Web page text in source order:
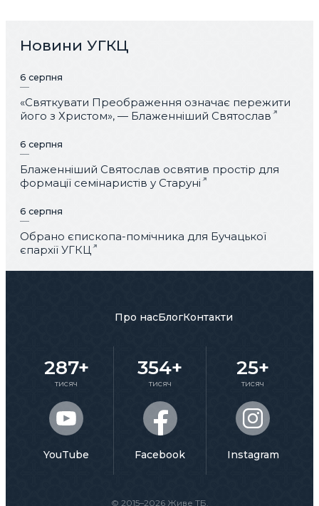
Новини УГКЦ
6 серпня
«Святкувати Преображення означає пережити
його з Христом», — Блаженніший Святослав
6 серпня
Блаженніший Святослав освятив простір для
формації семінаристів у Старуні
6 серпня
Обрано єпископа-помічника для Бучацької
єпархії УГКЦ
© 2015–2026 Живе ТБ.
Про насБлогКонтакти
287+
тисяч
YouTube
354+
тисяч
Facebook
25+
тисяч
Instagram